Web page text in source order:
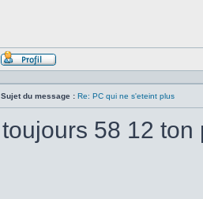
Profil
Sujet du message : Re: PC qui ne s'eteint plus
toujours 58 12 ton